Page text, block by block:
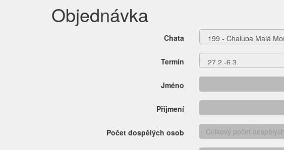
Objednávka
Chata
Termín
Jméno
Příjmení
Počet dospělých osob